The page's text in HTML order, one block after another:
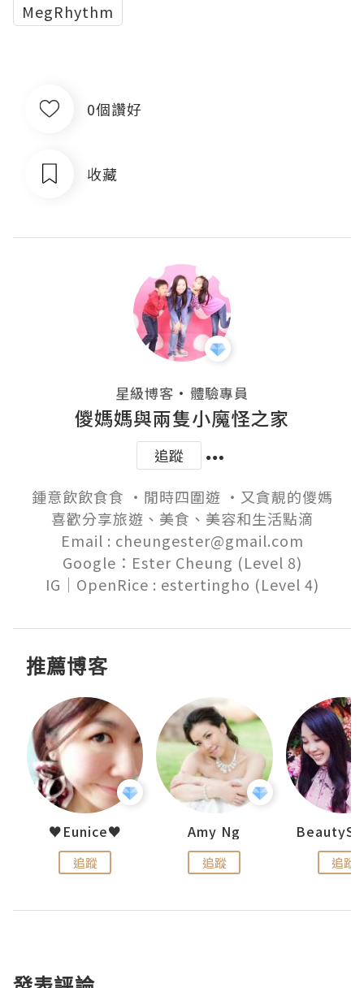
MegRhythm
0個讚好
收藏
星級博客 ・ 體驗專員
儍媽媽與兩隻小魔怪之家
追蹤
鍾意飲飲食食 ‧閒時四圍遊 ‧又貪靚的儍媽
喜歡分享旅遊、美食、美容和生活點滴
Email : cheungester@gmail.com
Google：Ester Cheung (Level 8)
推薦博客
♥Eunice♥
追蹤
Amy Ng
追蹤 追蹤